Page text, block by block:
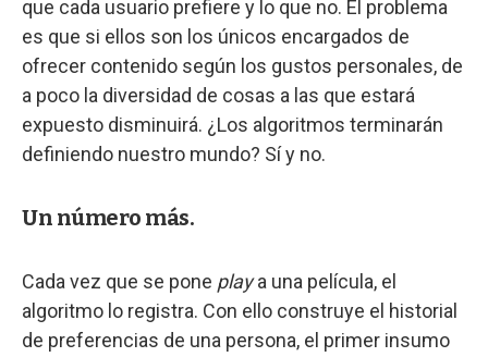
que cada usuario prefiere y lo que no. El problema
es que si ellos son los únicos encargados de
ofrecer contenido según los gustos personales, de
a poco la diversidad de cosas a las que estará
expuesto disminuirá. ¿Los algoritmos terminarán
definiendo nuestro mundo? Sí y no.
Un número más.
Cada vez que se pone playa una película, el
algoritmo lo registra. Con ello construye el historial
de preferencias de una persona, el primer insumo